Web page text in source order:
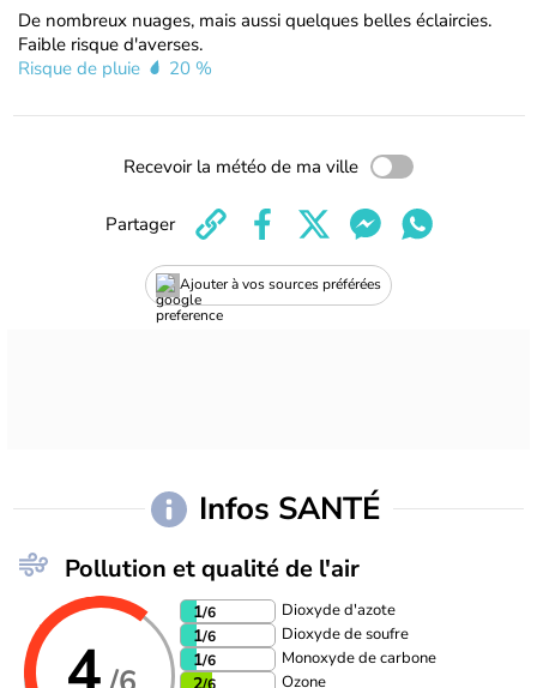
De nombreux nuages, mais aussi quelques belles éclaircies.
Faible risque d'averses.
Risque de pluie
20 %
Recevoir la météo de ma ville
Ajouter à vos sources préférées
Partager
Infos SANTÉ
Pollution et qualité de l'air
1/6 Dioxyde d'azote
1/6 Dioxyde de soufre
1/6 Monoxyde de carbone
Ozone